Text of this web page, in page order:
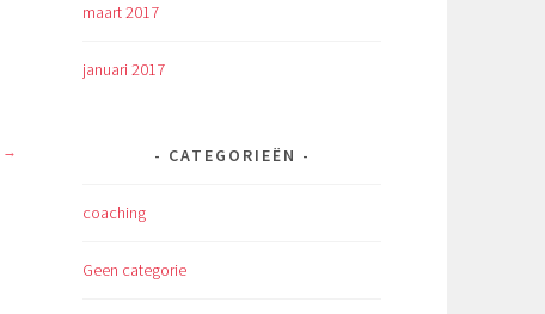
maart 2017
januari 2017
CATEGORIEËN
coaching
Geen categorie